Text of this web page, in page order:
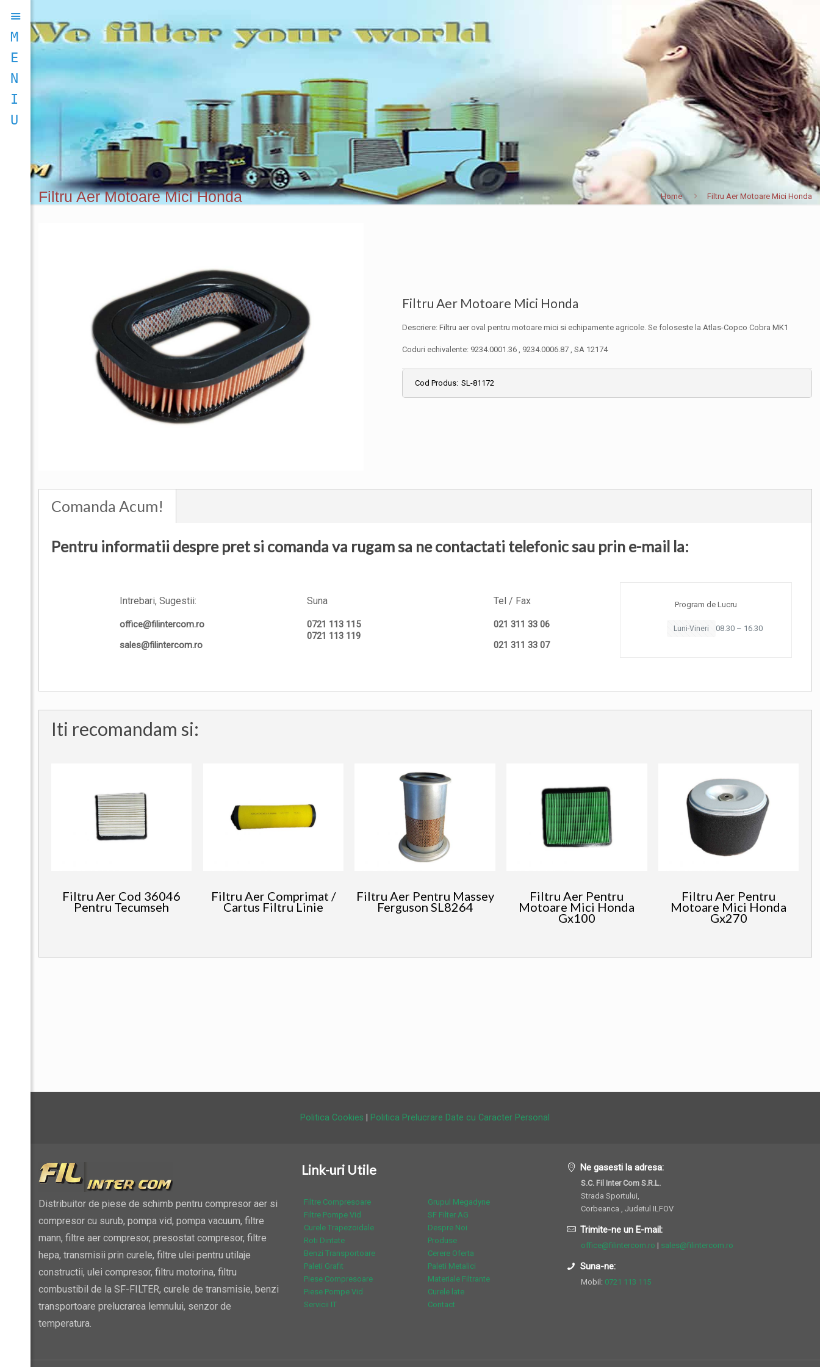
M
E
N
I
U
Filtru Aer Motoare Mici Honda Home Filtru Aer Motoare Mici Honda
Filtru Aer Motoare Mici Honda
Descriere: Filtru aer oval pentru motoare mici si echipamente agricole. Se foloseste la Atlas-Copco Cobra MK1
Coduri echivalente: 9234.0001.36 , 9234.0006.87 , SA 12174
Cod Produs: SL-81172
Comanda Acum!
Pentru informatii despre pret si comanda va rugam sa ne contactati telefonic sau prin e-mail la:
Intrebari, Sugestii:
office@filintercom.ro
sales@filintercom.ro
Suna
0721 113 115
0721 113 119
Tel / Fax
021 311 33 06
021 311 33 07
Program de Lucru
Luni-Vineri 08.30 – 16.30
Iti recomandam si:
Filtru Aer Cod 36046
Pentru Tecumseh
Filtru Aer Comprimat /
Cartus Filtru Linie
Filtru Aer Pentru Massey
Ferguson SL8264
Filtru Aer Pentru
Motoare Mici Honda
Gx100
Filtru Aer Pentru
Motoare Mici Honda
Gx270
Politica Cookies Politica Prelucrare Date cu Caracter Personal
Distribuitor de piese de schimb pentru compresor aer si
compresor cu surub, pompa vid, pompa vacuum, filtre
mann, filtre aer compresor, presostat compresor, filtre
hepa, transmisii prin curele, filtre ulei pentru utilaje
constructii, ulei compresor, filtru motorina, filtru
combustibil de la SF-FILTER, curele de transmisie, benzi
transportoare prelucrarea lemnului, senzor de
temperatura.
Link-uri Utile
Filtre Compresoare
Filtre Pompe Vid
Curele Trapezoidale
Roti Dintate
Benzi Transportoare
Paleti Grafit
Piese Compresoare
Piese Pompe Vid
Servicii IT
Grupul Megadyne
SF Filter AG
Despre Noi
Produse
Cerere Oferta
Paleti Metalici
Materiale Filtrante
Curele late
Contact
Ne gasesti la adresa:
S.C. Fil Inter Com S.R.L.
Strada Sportului,
Corbeanca , Judetul ILFOV
Trimite-ne un E-mail:
office@filintercom.ro | sales@filintercom.ro
Suna-ne:
Mobil: 0721 113 115